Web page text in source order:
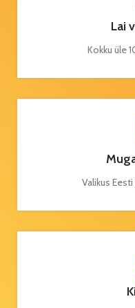
Lai
Kokku üle
Valikus